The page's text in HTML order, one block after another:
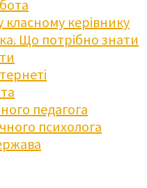
керівнику
Що потрібно знати
педагога
психолога